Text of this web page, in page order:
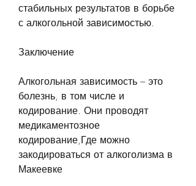
стабильных результатов в борьбе
с алкогольной зависимостью.
Заключение
Алкогольная зависимость – это
болезнь, в том числе и
кодирование. Они проводят
медикаментозное
кодирование,Где можно
закодироваться от алкоголизма в
Макеевке